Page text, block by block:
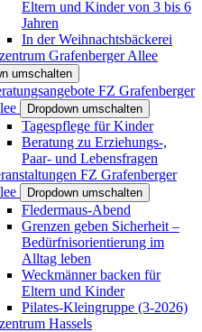
Eltern und Kinder von 3 bis 6
Jahren
In der Weihnachtsbäckerei
Grafenberger Allee
umschalten
FZ Grafenberger
Dropdown umschalten
Tagespflege für Kinder
Beratung zu Erziehungs-,
Paar- und Lebensfragen
FZ Grafenberger
Dropdown umschalten
Fledermaus-Abend
Grenzen geben Sicherheit –
Bedürfnisorientierung im
Alltag leben
Weckmänner backen für
Eltern und Kinder
Pilates-Kleingruppe (3-2026)
Hassels